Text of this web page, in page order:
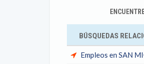
BÚSQUEDAS
Empleos en SAN